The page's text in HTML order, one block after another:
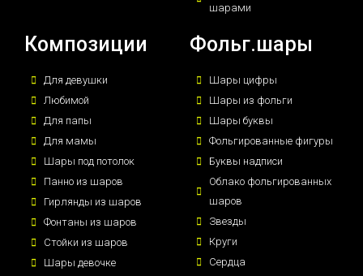
шарами
Композиции
Для девушки
Любимой
Для папы
Для мамы
Шары под потолок
Панно из шаров
Гирлянды из шаров
Фонтаны из шаров
Стойки из шаров
Шары девочке
Фольг.шары
Шары цифры
Шары из фольги
Шары буквы
Фольгированные фигуры
Буквы надписи
Облако фольгированных
шаров
Звезды
Круги
Сердца